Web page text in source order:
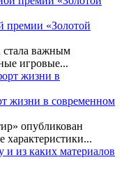
«Золотой
важным
игровые...
жизни в современном
опубликован
характеристики...